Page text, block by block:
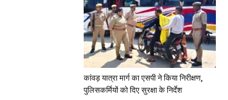
कांवड़ यात्रा मार्ग का एसपी ने किया निरीक्षण,
पुलिसकर्मियों को दिए सुरक्षा के निर्देश